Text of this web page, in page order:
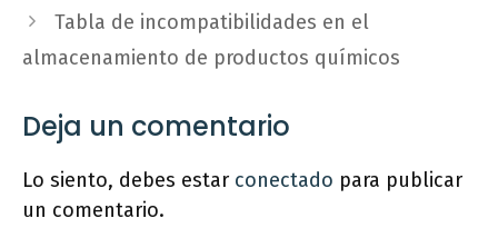
Tabla de incompatibilidades en el
almacenamiento de productos químicos
Deja un comentario
Lo siento, debes estar conectado para publicar
un comentario.